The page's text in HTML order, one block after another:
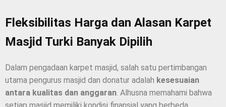
Fleksibilitas Harga dan Alasan Karpet
Masjid Turki Banyak Dipilih
Dalam pengadaan karpet masjid, salah satu pertimbangan
utama pengurus masjid dan donatur adalah kesesuaian
antara kualitas dan anggaran. Alhusna memahami bahwa